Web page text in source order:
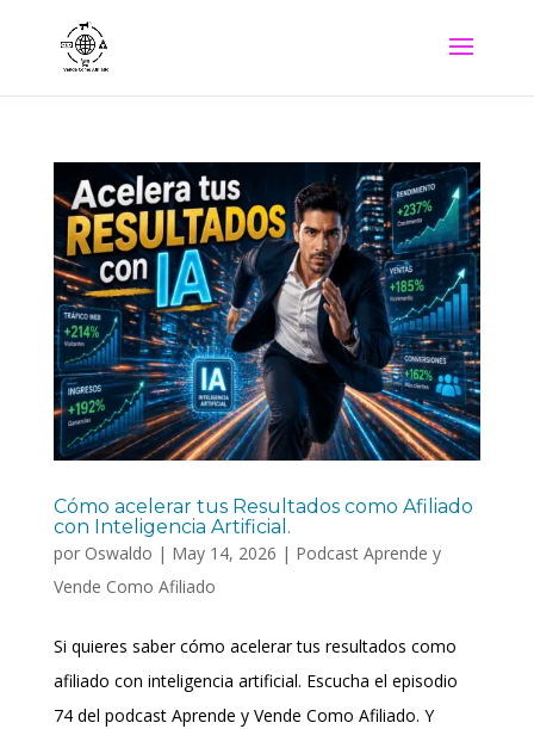
Cómo acelerar tus Resultados como Afiliado
con Inteligencia Artificial.
por Oswaldo | May 14, 2026 | Podcast Aprende y
Vende Como Afiliado
Si quieres saber cómo acelerar tus resultados como
afiliado con inteligencia artificial. Escucha el episodio
74 del podcast Aprende y Vende Como Afiliado. Y